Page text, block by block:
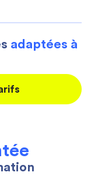
adaptées à